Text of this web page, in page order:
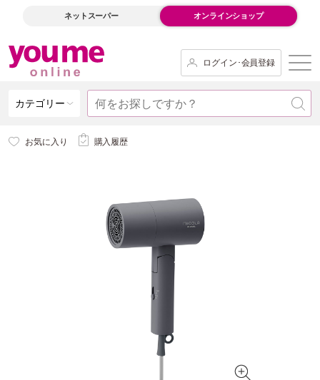
ネットスーパー オンラインショップ
ログイン･会員登録
カテゴリー
お気に入り 購入履歴